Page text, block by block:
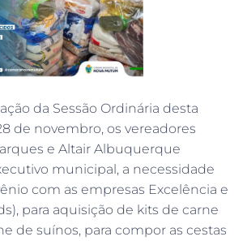
da Sessão Ordinária desta
de novembro, os vereadores
e Altair Albuquerque
municipal, a necessidade
com as empresas Excelência e
para aquisição de kits de carne
de suínos, para compor as cestas